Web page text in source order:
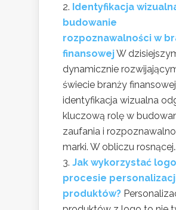
Identyfikacja
budowanie
rozpoznawalności w
finansowejW
dynamicznie
świecie branży finansowej,
identyfikacja wizualna
kluczową rolę w
zaufania i
marki. W obliczu
Jak wykorzystać
procesie
produktów?